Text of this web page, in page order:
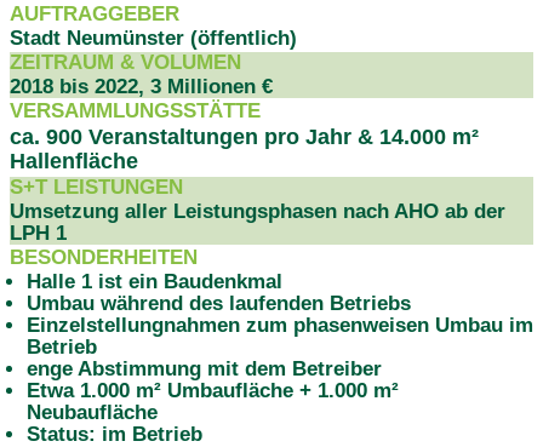
AUFTRAGGEBER
Stadt Neumünster (öffentlich)
ZEITRAUM & VOLUMEN
2018 bis 2022, 3 Millionen €
VERSAMMLUNGSSTÄTTE
ca. 900 Veranstaltungen pro Jahr & 14.000 m²
Hallenfläche
S+T LEISTUNGEN
Umsetzung aller Leistungsphasen nach AHO ab der
LPH 1
BESONDERHEITEN
Halle 1 ist ein Baudenkmal
Umbau während des laufenden Betriebs
Einzelstellungnahmen zum phasenweisen Umbau im
Betrieb
enge Abstimmung mit dem Betreiber
Etwa 1.000 m² Umbaufläche + 1.000 m²
Neubaufläche
Status: im Betrieb